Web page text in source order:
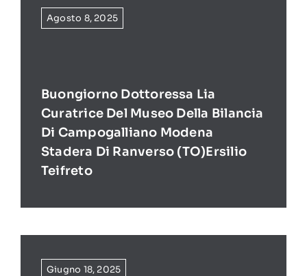
Agosto 8, 2025
Buongiorno Dottoressa Lia
Curatrice Del Museo Della Bilancia
Di Campogalliano Modena
Stadera Di Ranverso (TO)Ersilio
Teifreto
Giugno 18, 2025